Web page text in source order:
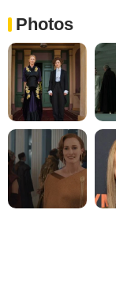
Photos